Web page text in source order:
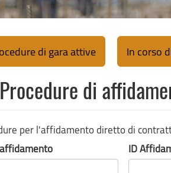
di gara attive In corso
di
per l'affidamento diretto di
ID